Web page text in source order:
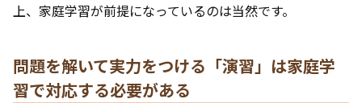
上、家庭学習が前提になっているのは当然です。
問題を解いて実力をつける「演習」は家庭学
習で対応する必要がある